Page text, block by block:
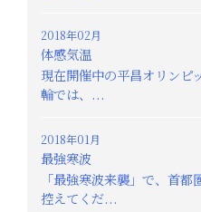
2018年02月
体感気温
現在開催中の平昌オリンピ
輪では、...
2018年01月
最強寒波
「最強寒波来襲」で、首
控えてくだ...